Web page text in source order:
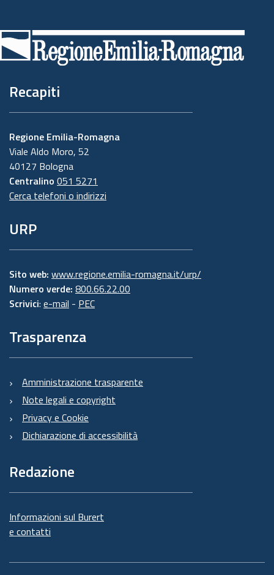
di
pagina
Recapiti
Regione Emilia-Romagna
Viale Aldo Moro, 52
40127 Bologna
Centralino 051 5271
Cerca telefoni o indirizzi
URP
Sito web: www.regione.emilia-romagna.it/urp/
Numero verde: 800.66.22.00
Scrivici: e-mail - PEC
Trasparenza
Amministrazione trasparente
Note legali e copyright
Privacy e Cookie
Dichiarazione di accessibilità
Redazione
Informazioni sul Burert
e contatti